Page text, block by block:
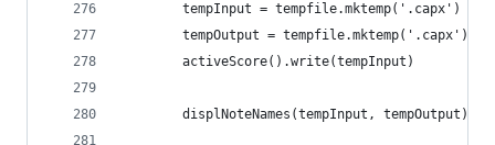
tempInput = tempfile.mktemp('.capx') #
        tempOutput = tempfile.mktemp('.capx')
        activeScore().write(tempInput)
displNoteNames(tempInput, tempOutput) #